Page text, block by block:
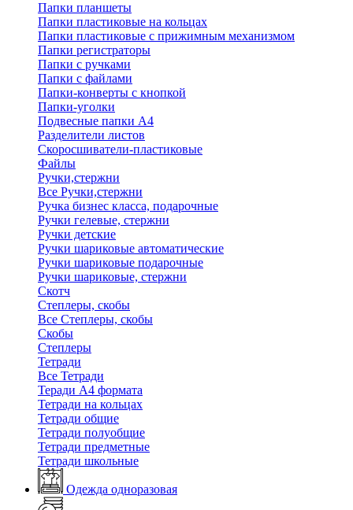
Папки планшеты
Папки пластиковые на кольцах
Папки пластиковые с прижимным механизмом
Папки регистраторы
Папки с ручками
Папки с файлами
Папки-конверты с кнопкой
Папки-уголки
Подвесные папки А4
Разделители листов
Скоросшиватели-пластиковые
Файлы
Ручки,стержни
Все Ручки,стержни
Ручка бизнес класса, подарочные
Ручки гелевые, стержни
Ручки детские
Ручки шариковые автоматические
Ручки шариковые подарочные
Ручки шариковые, стержни
Скотч
Степлеры, скобы
Все Степлеры, скобы
Скобы
Степлеры
Тетради
Все Тетради
Теради А4 формата
Тетради на кольцах
Тетради общие
Тетради полуобщие
Тетради предметные
Тетради школьные
Одежда одноразовая